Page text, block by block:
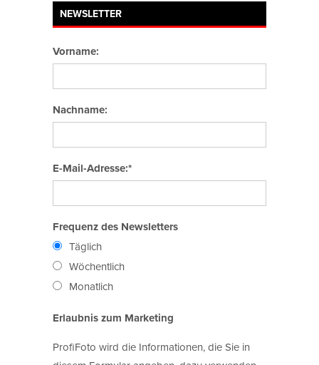
NEWSLETTER
Vorname:
Nachname:
E-Mail-Adresse:*
Frequenz des Newsletters
Täglich
Wöchentlich
Monatlich
Erlaubnis zum Marketing
ProfiFoto wird die Informationen, die Sie in